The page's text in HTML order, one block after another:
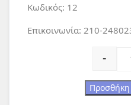
Κωδικός: 12
Επικοινωνία: 210-
-
Προσθήκη